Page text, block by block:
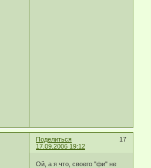
Поделиться
17
17.09.2006 19:12
Ой, а я что, своего "фи" не